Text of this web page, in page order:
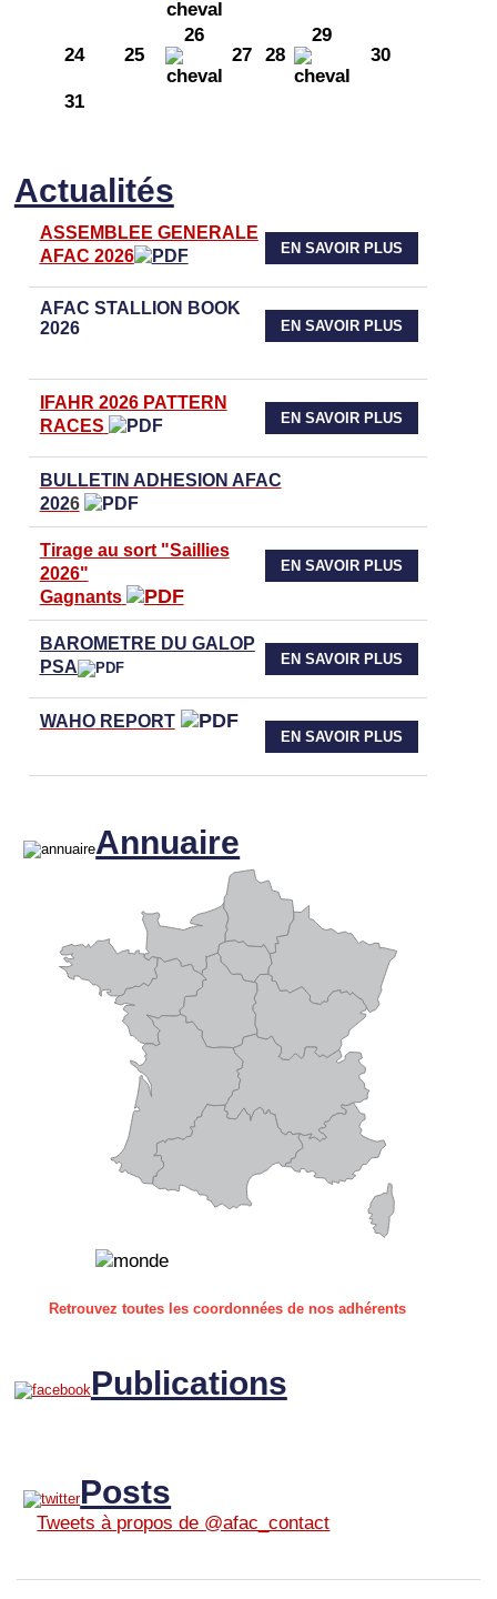
24 25
26
27
28
29
30
31
Actualités
ASSEMBLEE GENERALE
AFAC 2026
EN SAVOIR PLUS
AFAC STALLION BOOK
2026
EN SAVOIR PLUS
IFAHR 2026 PATTERN
RACES
EN SAVOIR PLUS
BULLETIN ADHESION AFAC
2026
Tirage au sort "Saillies
2026"
Gagnants
EN SAVOIR PLUS
BAROMETRE DU GALOP
PSA
EN SAVOIR PLUS
WAHOREPORT
EN SAVOIR PLUS
Annuaire
Retrouvez toutes les coordonnées de nos adhérents
Publications
Posts
Tweets à propos de @afac_contact